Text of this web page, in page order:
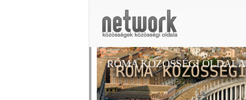
RÓMA KÖZÖSSÉGI OLDALA